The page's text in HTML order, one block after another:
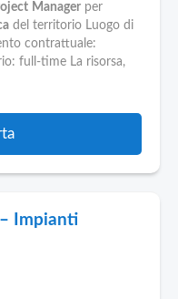
Manager per
del territorio Luogo di
contrattuale:
full-time La risorsa,
Impianti